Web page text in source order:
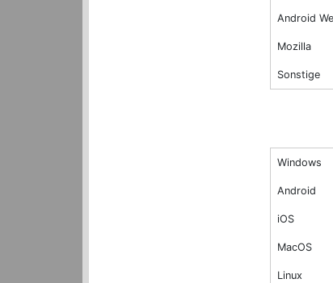
Android
Mozilla
Sonstige
Windows
Android
iOS
MacOS
Linux